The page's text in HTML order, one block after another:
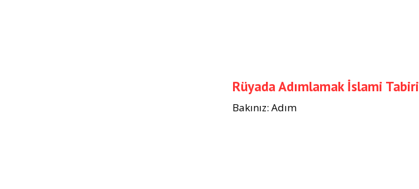
Rüyada Adımlamak İslami Tabiri
Bakınız: Adım